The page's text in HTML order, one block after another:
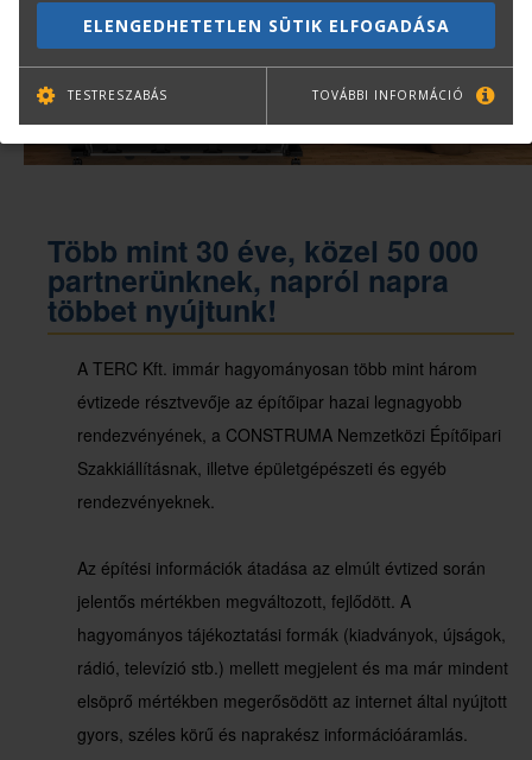
Több mint 30 éve, közel 50 000
partnerünknek, napról napra
többet nyújtunk!
A TERC Kft. immár hagyományosan több mint három
évtizede résztvevője az építőipar hazai legnagyobb
rendezvényének, a CONSTRUMA Nemzetközi Építőipari
Szakkiállításnak, illetve épületgépészeti és egyéb
rendezvényeknek.
Az építési információk átadása az elmúlt évtized során
jelentős mértékben megváltozott, fejlődött. A
hagyományos tájékoztatási formák (kiadványok, újságok,
rádió, televízió stb.) mellett megjelent és ma már mindent
elsöprő mértékben megerősödött az internet által nyújtott
gyors, széles körű és naprakész információáramlás.
ELENGEDHETETLEN SÜTIK ELFOGADÁSA
TESTRESZABÁS TOVÁBBI INFORMÁCIÓ